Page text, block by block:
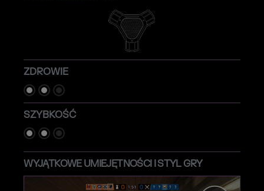
ZDROWIE
SZYBKOŚĆ
WYJĄTKOWE UMIEJĘTNOŚCI I STYL GRY